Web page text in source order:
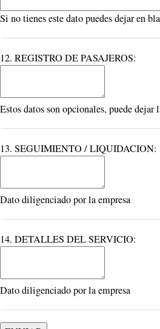
Si no tienes este dato puedes dejar en
12. REGISTRO DE PASAJEROS:
Estos datos son opcionales, puede dejar
13. SEGUIMIENTO / LIQUIDACION:
Dato diligenciado por la empresa
14. DETALLES DEL SERVICIO:
Dato diligenciado por la empresa